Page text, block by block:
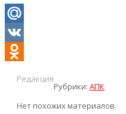
Mail.Ru
VK
Редакция
Рубрики: АПК
Нет похожих материалов.